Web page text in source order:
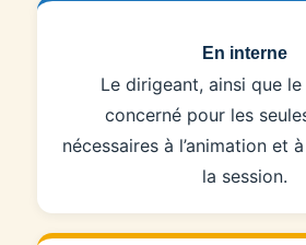
En interne
Le dirigeant, ainsi que
concerné pour les
nécessaires à l’animation et
la session.